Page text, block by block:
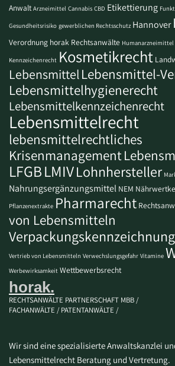
Anwalt Arzneimittel Cannabis CBD Etikettierung
Gesundheitsrisiko gewerblichen Rechtsschutz Hannover
Verordnung horak Rechtsanwälte Humanarzneimittel
Kennzeichenrecht Kosmetikrecht
Lebensmittel Lebensmittel-
Lebensmittelhygienerecht
Lebensmittelkennzeichenrecht
Lebensmittelrecht
lebensmittelrechtliches
Krisenmanagement
LFGBLMIVLohnhersteller
Nahrungsergänzungsmittel NEM
Pflanzenextrakte Pharmarecht
von Lebensmitteln
Verpackungskennzeichnung
Vertrieb von Lebensmitteln Verwechslungsgefahr Vitamine
Werbewirksamkeit Wettbewerbsrecht
horak.
RECHTSANWÄLTE PARTNERSCHAFT MBB /
FACHANWÄLTE / PATENTANWÄLTE /
Wir sind eine spezialisierte Anwaltskanzlei
Lebensmittelrecht Beratung und Vertretung.